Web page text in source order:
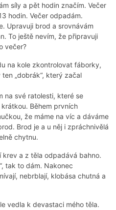
síly a pět hodin značím. Večer
hodin. Večer odpadám.
Upravuji brod a srovnávám
To ještě nevím, že připravuji
večer?
na kole zkontrolovat fáborky,
„dobrák“, který začal
na své ratolesti, které se
Během prvních
že máme na víc a dáváme
Brod je a u něj i zpráchnivělá
chytnu.
a z těla odpadává bahno.
tak to dám. Nakonec
nebrblají, klobása chutná a
vedla k devastaci mého těla.